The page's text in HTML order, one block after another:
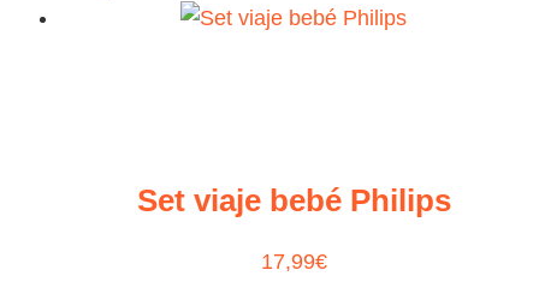
Set viaje bebé Philips
17,99€